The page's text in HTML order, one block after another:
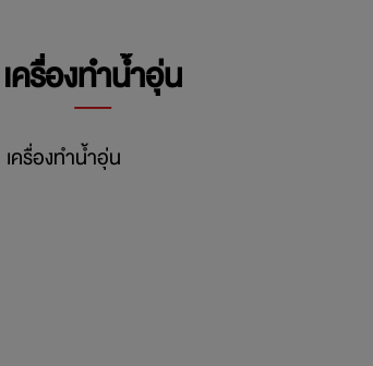
เครื่องทำน้ำอุ่น
เครื่องทำน้ำอุ่น